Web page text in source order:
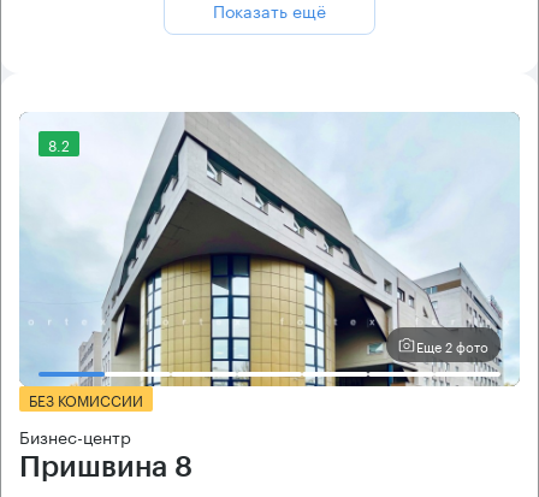
Показать ещё
8.2
Еще 2 фото
БЕЗ КОМИССИИ
Бизнес-центр
Пришвина 8